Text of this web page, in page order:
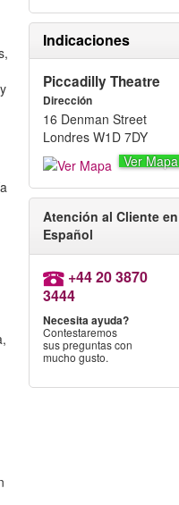
Indicaciones
Piccadilly Theatre
Dirección
16 Denman Street
Londres W1D 7DY
Ver Mapa
Atención al Cliente en
Español
+44 20 3870
3444
Necesita ayuda?
Contestaremos
sus preguntas con
mucho gusto.